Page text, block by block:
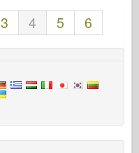
3 4 5
6